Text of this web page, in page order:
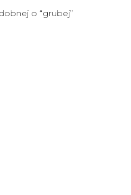
o “grubej”